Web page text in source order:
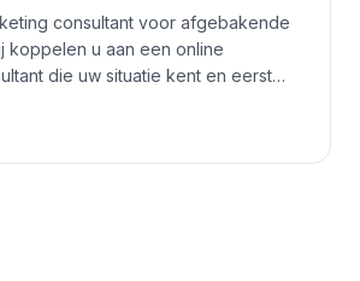
consultant voor afgebakende
koppelen u aan een online
die uw situatie kent en eerst